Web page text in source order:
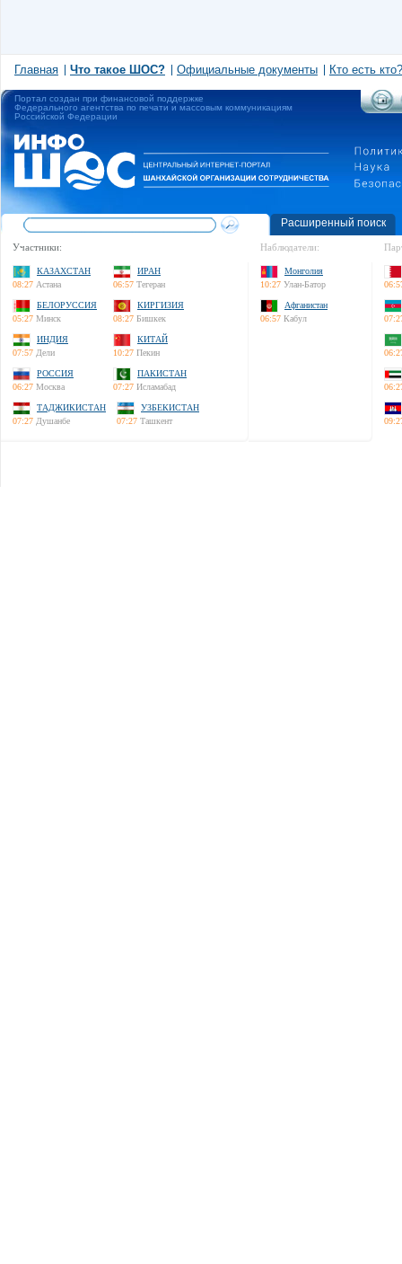
Главная Что такое ШОС? Официальные документы Кто есть кто?
Портал создан при финансовой поддержке
Федерального агентства по печати и массовым коммуникациям
Российской Федерации
Расширенный поиск
Участники:
КАЗАХСТАН
08:27 Астана
ИРАН
06:57 Тегеран
БЕЛОРУССИЯ
05:27 Минск
КИРГИЗИЯ
08:27 Бишкек
ИНДИЯ
07:57 Дели
КИТАЙ
10:27 Пекин
РОССИЯ
06:27 Москва
ПАКИСТАН
07:27 Исламабад
ТАДЖИКИСТАН
07:27 Душанбе
УЗБЕКИСТАН
07:27 Ташкент
Наблюдатели:
Монголия
10:27 Улан-Батор
Афганистан
06:57 Кабул